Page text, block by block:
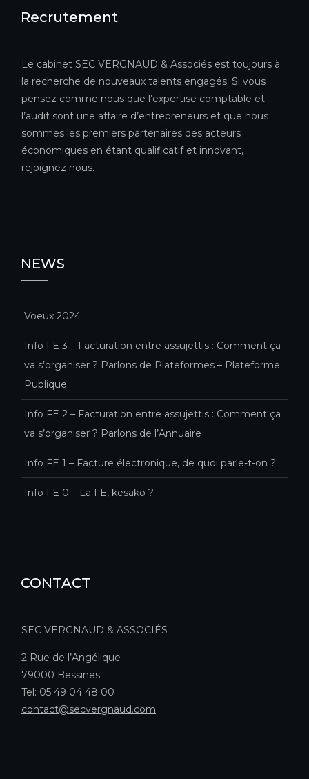
Recrutement
Le cabinet SEC VERGNAUD & Associés est toujours à
la recherche de nouveaux talents engagés. Si vous
pensez comme nous que l’expertise comptable et
l’audit sont une affaire d’entrepreneurs et que nous
sommes les premiers partenaires des acteurs
économiques en étant qualificatif et innovant,
rejoignez nous.
NEWS
Voeux 2024
Info FE 3 – Facturation entre assujettis : Comment ça
va s’organiser ? Parlons de Plateformes – Plateforme
Publique
Info FE 2 – Facturation entre assujettis : Comment ça
va s’organiser ? Parlons de l’Annuaire
Info FE 1 – Facture électronique, de quoi parle-t-on ?
Info FE 0 – La FE, kesako ?
CONTACT
SEC VERGNAUD & ASSOCIÉS
2 Rue de l’Angélique
79000 Bessines
Tel: 05 49 04 48 00
contact@secvergnaud.com